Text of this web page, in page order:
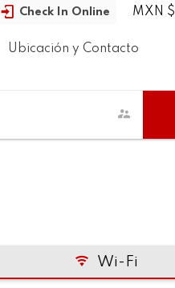
Check In Online MXN $
Ubicación y Contacto
Wi-Fi